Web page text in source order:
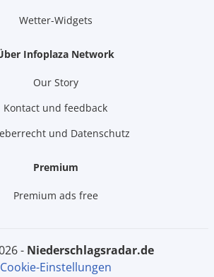
Wetter-Widgets
Infoplaza Network
Our Story
Kontact und feedback
und Datenschutz
Premium
Premium ads free
-
niederschlagsradar.de
Cookie-Einstellungen